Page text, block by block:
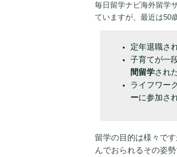
毎日留学ナビ海外留学
ていますが、最近は50
定年退職さ
子育てが一
間留学され
ライフワー
ーに参加さ
留学の目的は様々で
んでおられるその姿勢